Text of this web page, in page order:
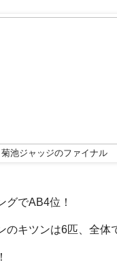
菊池ジャッジのファイナル
グでAB4位！
のキツンは6匹、全体